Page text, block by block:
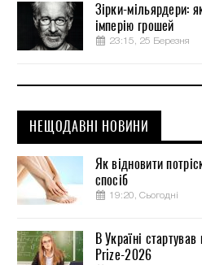
Зірки-мільярдери:
імперію грошей
23:15, 25 Березня
НЕЩОДАВНІ НОВИНИ
Як відновити
спосіб
19:20, Сьогодні
В Україні
Prize-2026